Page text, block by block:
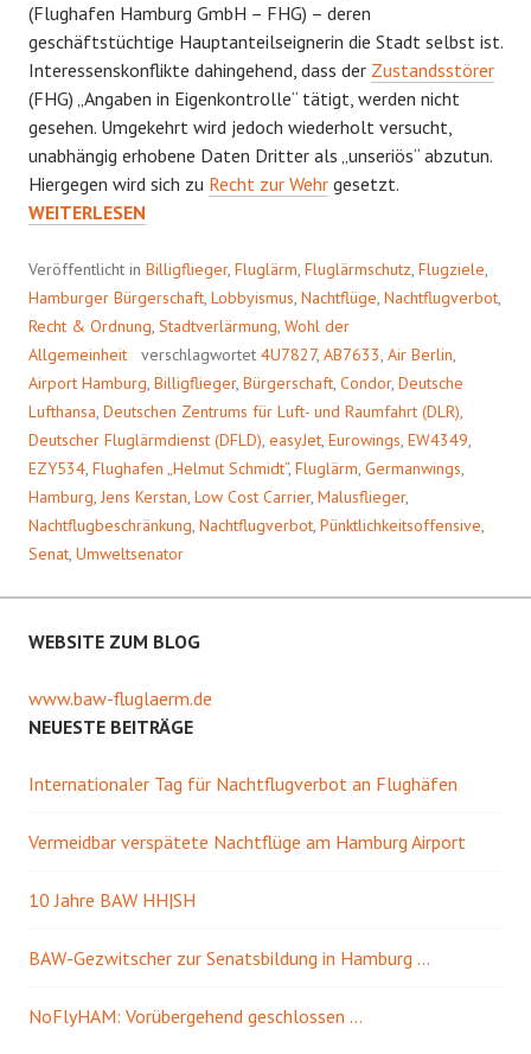
(Flughafen Hamburg GmbH – FHG) – deren
geschäftstüchtige Hauptanteilseignerin die Stadt selbst ist.
Interessenskonflikte dahingehend, dass der Zustandsstörer
(FHG) „Angaben in Eigenkontrolle“ tätigt, werden nicht
gesehen. Umgekehrt wird jedoch wiederholt versucht,
unabhängig erhobene Daten Dritter als „unseriös“ abzutun.
Hiergegen wird sich zu Recht zur Wehr gesetzt.MALUSFLIEGER
WEITERLESEN
Veröffentlicht in Billigflieger, Fluglärm, Fluglärmschutz, Flugziele,
Hamburger Bürgerschaft, Lobbyismus, Nachtflüge, Nachtflugverbot,
Recht & Ordnung, Stadtverlärmung, Wohl der
Allgemeinheit
verschlagwortet 4U7827, AB7633, Air Berlin,
Airport Hamburg, Billigflieger, Bürgerschaft, Condor, Deutsche
Lufthansa, Deutschen Zentrums für Luft- und Raumfahrt (DLR),
Deutscher Fluglärmdienst (DFLD), easyJet, Eurowings, EW4349,
EZY534, Flughafen „Helmut Schmidt“, Fluglärm, Germanwings,
Hamburg, Jens Kerstan, Low Cost Carrier, Malusflieger,
Nachtflugbeschränkung, Nachtflugverbot, Pünktlichkeitsoffensive,
Senat, Umweltsenator
WEBSITE ZUM BLOG
www.baw-fluglaerm.de
NEUESTE BEITRÄGE
Internationaler Tag für Nachtflugverbot an Flughäfen
Vermeidbar verspätete Nachtflüge am Hamburg Airport
10 Jahre BAW HH|SH
BAW-Gezwitscher zur Senatsbildung in Hamburg …
NoFlyHAM: Vorübergehend geschlossen …